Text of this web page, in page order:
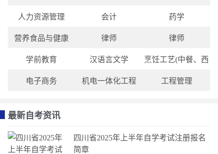
人力资源管理 会计 药学
营养食品与健康 律师 律师
学前教育 汉语言文学 烹饪工艺(中餐、西
电子商务 机电一体化工程 工程管理
最新自考资讯
四川省2025年上半年自学考试注册报名
简章